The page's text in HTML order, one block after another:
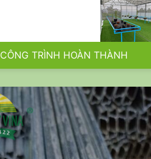
CÔNG TRÌNH HOÀN THÀNH